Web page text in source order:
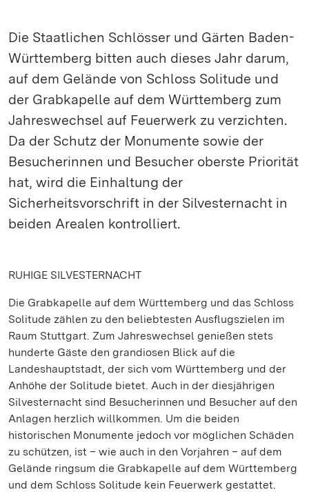
Die Staatlichen Schlösser und Gärten Baden-
Württemberg bitten auch dieses Jahr darum,
auf dem Gelände von Schloss Solitude und
der Grabkapelle auf dem Württemberg zum
Jahreswechsel auf Feuerwerk zu verzichten.
Da der Schutz der Monumente sowie der
Besucherinnen und Besucher oberste Priorität
hat, wird die Einhaltung der
Sicherheitsvorschrift in der Silvesternacht in
beiden Arealen kontrolliert.
RUHIGE SILVESTERNACHT
Die Grabkapelle auf dem Württemberg und das Schloss
Solitude zählen zu den beliebtesten Ausflugszielen im
Raum Stuttgart. Zum Jahreswechsel genießen stets
hunderte Gäste den grandiosen Blick auf die
Landeshauptstadt, der sich vom Württemberg und der
Anhöhe der Solitude bietet. Auch in der diesjährigen
Silvesternacht sind Besucherinnen und Besucher auf den
Anlagen herzlich willkommen. Um die beiden
historischen Monumente jedoch vor möglichen Schäden
zu schützen, ist – wie auch in den Vorjahren – auf dem
Gelände ringsum die Grabkapelle auf dem Württemberg
und dem Schloss Solitude kein Feuerwerk gestattet.